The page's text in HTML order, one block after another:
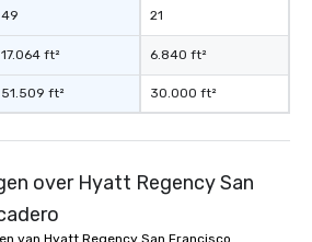
experience is
restaurants are
walking distance of
short stroll allows
heading to the next
49
17.064 ft²
51.509 ft²
21
6.840 ft²
30.000 ft²
over Hyatt Regency San